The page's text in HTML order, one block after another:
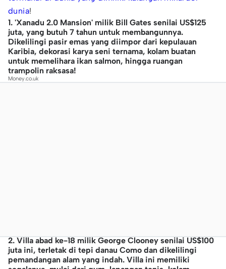
dunia!
1. 'Xanadu 2.0 Mansion' milik Bill Gates senilai US$125
juta, yang butuh 7 tahun untuk membangunnya.
Dikelilingi pasir emas yang diimpor dari kepulauan
Karibia, dekorasi karya seni ternama, kolam buatan
untuk memelihara ikan salmon, hingga ruangan
trampolin raksasa!
Money.co.uk
2. Villa abad ke-18 milik George Clooney senilai US$100
juta ini, terletak di tepi danau Como dan dikelilingi
pemandangan alam yang indah. Villa ini memiliki